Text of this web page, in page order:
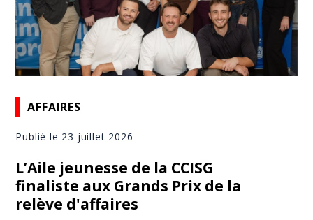
AFFAIRES
Publié le 23 juillet 2026
L’Aile jeunesse de la CCISG
finaliste aux Grands Prix de la
relève d'affaires